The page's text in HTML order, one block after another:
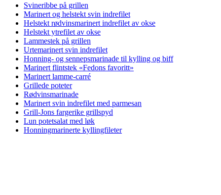
Svineribbe på grillen
Marinert og helstekt svin indrefilet
Helstekt rødvinsmarinert indrefilet av okse
Helstekt ytrefilet av okse
Lammestek på grillen
Urtemarinert svin indrefilet
Honning- og sennepsmarinade til kylling og biff
Marinert flintstek «Fedons favoritt»
Marinert lamme-carré
Grillede poteter
Rødvinsmarinade
Marinert svin indrefilet med parmesan
Grill-Jons fargerike grillspyd
Lun potetsalat med løk
Honningmarinerte kyllingfileter